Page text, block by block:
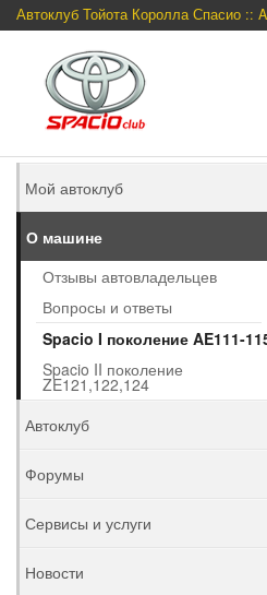
Автоклуб Тойота Королла Спасио ::
Мой автоклуб
О машине
Отзывы автовладельцев
Вопросы и ответы
Spacio I поколение AE111-
Spacio II поколение
ZE121,122,124
Автоклуб
Форумы
Сервисы и услуги
Новости